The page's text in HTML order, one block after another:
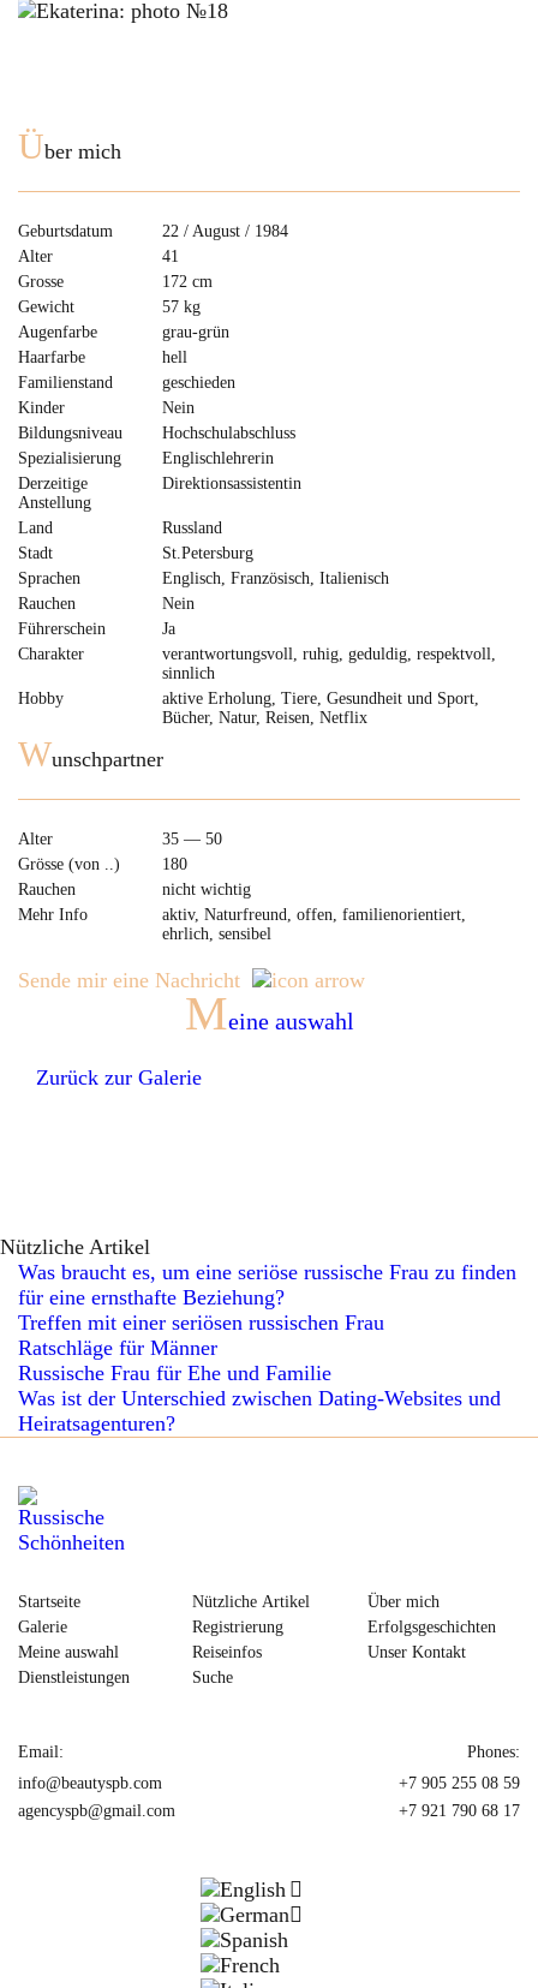
Über mich
Geburtsdatum
22 / August / 1984
Alter
41
Grosse
172 cm
Gewicht
57 kg
Augenfarbe
grau-grün
Haarfarbe
hell
Familienstand
geschieden
Kinder
Nein
Bildungsniveau
Hochschulabschluss
Spezialisierung
Englischlehrerin
Derzeitige
Anstellung
Direktionsassistentin
Land
Russland
Stadt
St.Petersburg
Sprachen
Englisch, Französisch, Italienisch
Rauchen
Nein
Führerschein
Ja
Charakter
verantwortungsvoll, ruhig, geduldig, respektvoll,
sinnlich
Hobby
aktive Erholung, Tiere, Gesundheit und Sport,
Bücher, Natur, Reisen, Netflix
Wunschpartner
Alter
35 — 50
Grösse (von ..)
180
Rauchen
nicht wichtig
Mehr Info
aktiv, Naturfreund, offen, familienorientiert,
ehrlich, sensibel
Sende mir eine Nachricht
Meine auswahl
Zurück zur Galerie
Nützliche Artikel
Was braucht es, um eine seriöse russische Frau zu finden
für eine ernsthafte Beziehung?
Treffen mit einer seriösen russischen Frau
Ratschläge für Männer
Russische Frau für Ehe und Familie
Was ist der Unterschied zwischen Dating-Websites und
Heiratsagenturen?
Startseite
Galerie
Meine auswahl
Dienstleistungen
Nützliche Artikel
Registrierung
Reiseinfos
Suche
Über mich
Erfolgsgeschichten
Unser Kontakt
Email:
info@beautyspb.com
agencyspb@gmail.com
Phones:
+7 905 255 08 59
+7 921 790 68 17